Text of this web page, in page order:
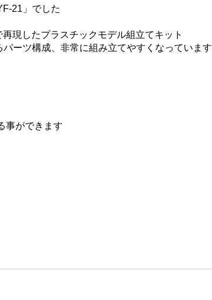
21」でした
現したプラスチックモデル組立てキット
ーツ構成、非常に組み立てやすくなっています
事ができます